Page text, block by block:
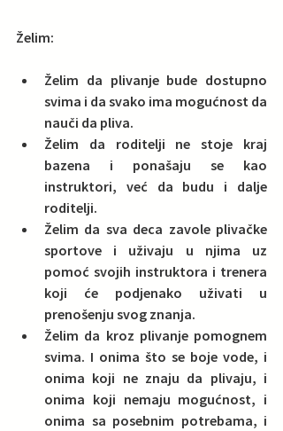
Želim:
Želim da plivanje bude dostupno
svima i da svako ima mogućnost da
nauči da pliva.
Želim da roditelji ne stoje kraj
bazena i ponašaju se kao
instruktori, već da budu i dalje
roditelji.
Želim da sva deca zavole plivačke
sportove i uživaju u njima uz
pomoć svojih instruktora i trenera
koji će podjenako uživati u
prenošenju svog znanja.
Želim da kroz plivanje pomognem
svima. I onima što se boje vode, i
onima koji ne znaju da plivaju, i
onima koji nemaju mogućnost, i
onima sa posebnim potrebama, i